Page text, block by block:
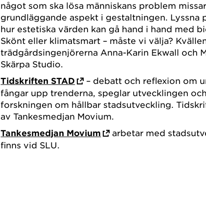
något som ska lösa människans problem
grundläggande aspekt i gestaltningen. Lyssna
hur estetiska värden kan gå hand i hand med
Skönt eller klimatsmart – måste vi välja?
trädgårdsingenjörerna Anna-Karin Ekwall och
Skärpa Studio.
Tidskriften STAD
– debatt och reflexion om
fångar upp trenderna, speglar utvecklingen
forskningen om hållbar stadsutveckling.
av Tankesmedjan Movium.
Tankesmedjan Movium
arbetar med
finns vid SLU.